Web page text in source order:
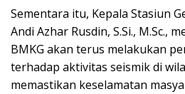
Sementara itu, Kepala Stasiun
Andi Azhar Rusdin, S.Si., M.Sc.,
BMKG akan terus melakukan
terhadap aktivitas seismik di
memastikan keselamatan